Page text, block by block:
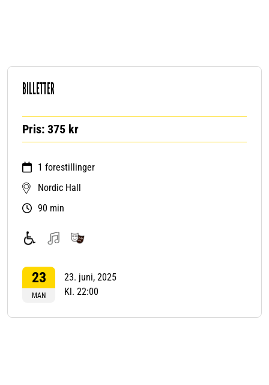
BILLETTER
Pris: 375 kr
1 forestillinger
Nordic Hall
90 min
funksjonshemmede
23
MAN
23. juni, 2025
Kl. 22:00